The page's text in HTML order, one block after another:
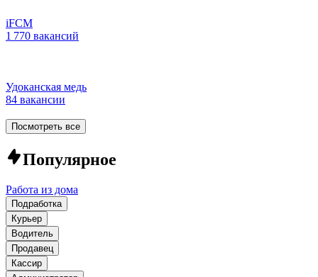
iFCM
1 770 вакансий
Удоканская медь
84 вакансии
Посмотреть все
Популярное
Работа из дома
Подработка
Курьер
Водитель
Продавец
Кассир